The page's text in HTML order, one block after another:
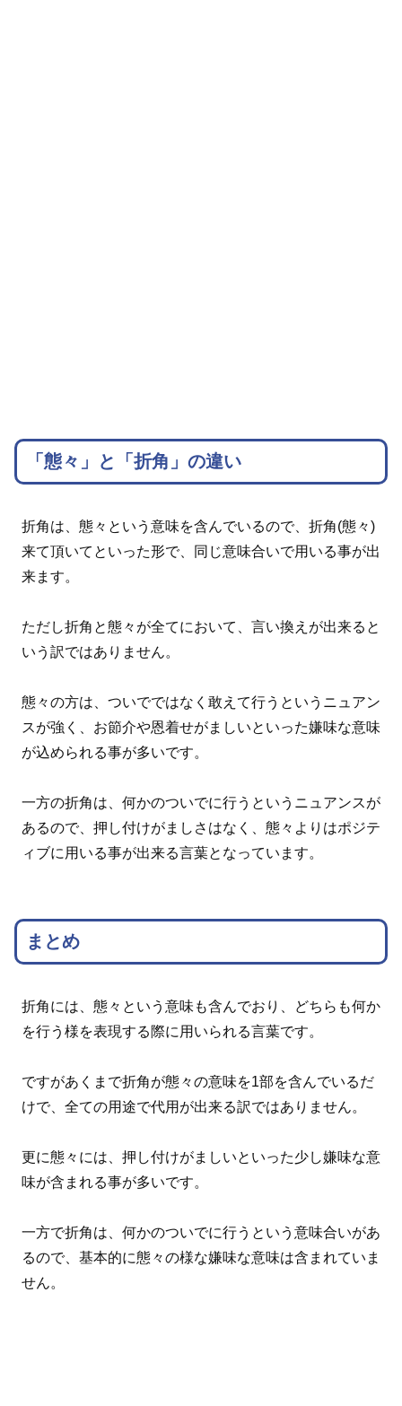
「態々」と「折角」の違い
折角は、態々という意味を含んでいるので、折角(態々)
来て頂いてといった形で、同じ意味合いで用いる事が出
来ます。
ただし折角と態々が全てにおいて、言い換えが出来ると
いう訳ではありません。
態々の方は、ついでではなく敢えて行うというニュアン
スが強く、お節介や恩着せがましいといった嫌味な意味
が込められる事が多いです。
一方の折角は、何かのついでに行うというニュアンスが
あるので、押し付けがましさはなく、態々よりはポジテ
ィブに用いる事が出来る言葉となっています。
まとめ
折角には、態々という意味も含んでおり、どちらも何か
を行う様を表現する際に用いられる言葉です。
ですがあくまで折角が態々の意味を1部を含んでいるだ
けで、全ての用途で代用が出来る訳ではありません。
更に態々には、押し付けがましいといった少し嫌味な意
味が含まれる事が多いです。
一方で折角は、何かのついでに行うという意味合いがあ
るので、基本的に態々の様な嫌味な意味は含まれていま
せん。